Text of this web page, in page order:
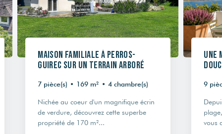
Maison familiale à Perros-
Guirec sur un terrain arboré
7 pièce(s) • 169 m² • 4 chambre(s)
Nichée au coeur d'un magnifique écrin
de verdure, découvrez cette superbe
propriété de 170 m²...
Une
9
vous